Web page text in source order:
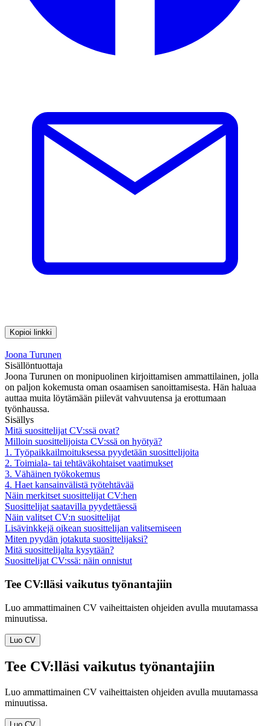
Kopioi linkki
Joona Turunen
Sisällöntuottaja
Joona Turunen on monipuolinen kirjoittamisen ammattilainen, jolla
on paljon kokemusta oman osaamisen sanoittamisesta. Hän haluaa
auttaa muita löytämään piilevät vahvuutensa ja erottumaan
työnhaussa.
Sisällys
Mitä suosittelijat CV:ssä ovat?
Milloin suosittelijoista CV:ssä on hyötyä?
1. Työpaikkailmoituksessa pyydetään suosittelijoita
2. Toimiala- tai tehtäväkohtaiset vaatimukset
3. Vähäinen työkokemus
4. Haet kansainvälistä työtehtävää
Näin merkitset suosittelijat CV:hen
Suosittelijat saatavilla pyydettäessä
Näin valitset CV:n suosittelijat
Lisävinkkejä oikean suosittelijan valitsemiseen
Miten pyydän jotakuta suosittelijaksi?
Mitä suosittelijalta kysytään?
Suosittelijat CV:ssä: näin onnistut
Tee CV:lläsi vaikutus työnantajiin
Luo ammattimainen CV vaiheittaisten ohjeiden avulla muutamassa
minuutissa.
Luo CV
Tee CV:lläsi vaikutus työnantajiin
Luo ammattimainen CV vaiheittaisten ohjeiden avulla muutamassa
minuutissa.